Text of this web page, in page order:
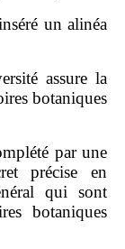
un alinéa
assure la
botaniques
par une
précise en
qui sont
botaniques